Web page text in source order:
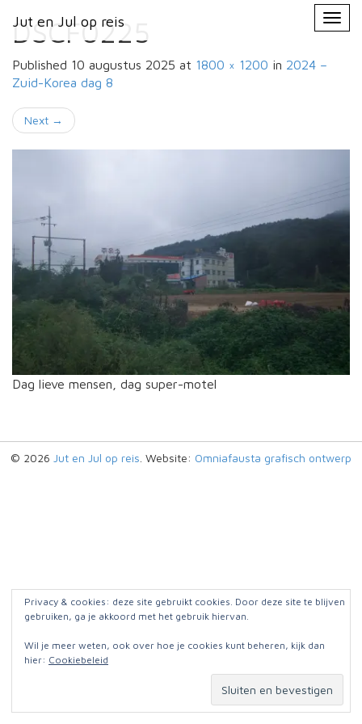
Jut en Jul op reis
Primary
Menu
Jut en Jul op reis
DSCF0225
Published 10 augustus 2025 at 1800 × 1200 in 2024 –
Zuid-Korea dag 8
Next →
Dag lieve mensen, dag super-motel
© 2026 Jut en Jul op reis . Website: Omniafausta grafisch ontwerp
Privacy & cookies: deze site gebruikt cookies. Door deze site te blijven
gebruiken, ga je akkoord met het gebruik hiervan.
Wil je meer weten, ook over hoe je cookies kunt beheren, kijk dan
hier: Cookiebeleid